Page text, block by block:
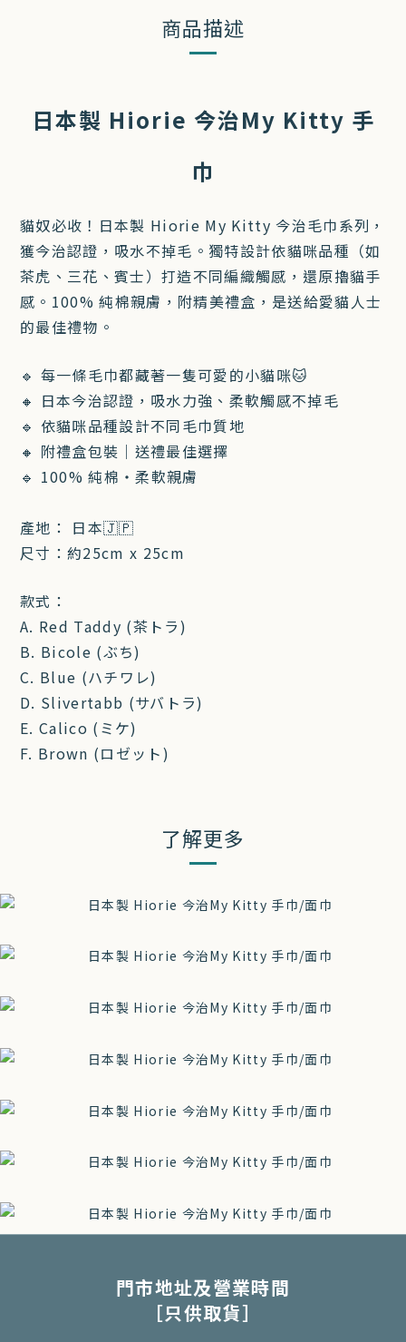
商品描述
日本製 Hiorie 今治My Kitty 手
巾
貓奴必收！日本製 Hiorie My Kitty 今治毛巾系列，
獲今治認證，吸水不掉毛。獨特設計依貓咪品種（如
茶虎、三花、賓士）打造不同編織觸感，還原擼貓手
感。100% 純棉親膚，附精美禮盒，是送給愛貓人士
的最佳禮物。
🔹 每一條毛巾都藏著一隻可愛的小貓咪🐱
🔸 日本今治認證，吸水力強、柔軟觸感不掉毛
🔹 依貓咪品種設計不同毛巾質地
🔸 附禮盒包裝｜送禮最佳選擇
🔹 100% 純棉・柔軟親膚
產地： 日本🇯🇵
尺寸： 約25cm x 25cm
款式：
A. Red Taddy (茶トラ)
B. Bicole (ぶち)
C. Blue (ハチワレ)
D. Slivertabb (サバトラ)
E. Calico (ミケ)
F. Brown (ロゼット)
了解更多
門市地址及營業時間
［只供取貨］